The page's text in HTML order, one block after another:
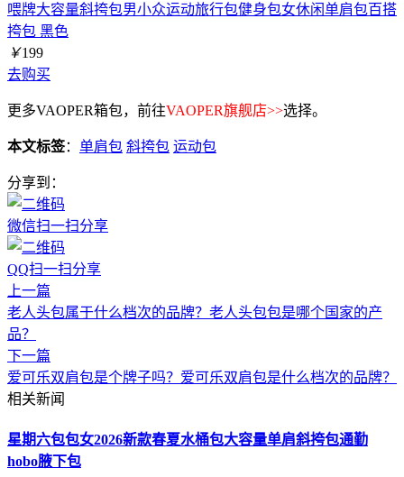
喂牌大容量斜挎包男小众运动旅行包健身包女休闲单肩包百搭
挎包 黑色
￥199
去购买
更多VAOPER箱包，前往VAOPER旗舰店>>选择。
本文标签： 单肩包 斜挎包 运动包
分享到：
微信扫一扫分享
QQ扫一扫分享
上一篇
老人头包属于什么档次的品牌？老人头包包是哪个国家的产
品？
下一篇
爱可乐双肩包是个牌子吗？爱可乐双肩包是什么档次的品牌？
相关新闻
星期六包包女2026新款春夏水桶包大容量单肩斜挎包通勤
hobo腋下包